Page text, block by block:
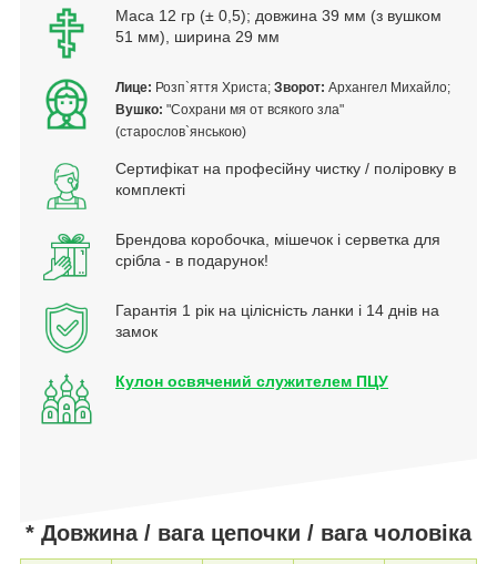
Маса 12 гр (± 0,5); довжина 39 мм (з вушком
51 мм), ширина 29 мм
Лице: Розп`яття Христа; Зворот: Архангел Михайло;
Вушко: "Сохрани мя от всякого зла"
(старослов`янською)
Сертифікат на професійну чистку / поліровку в
комплекті
Брендова коробочка, мішечок і серветка для
срібла - в подарунок!
Гарантія 1 рік на цілісність ланки і 14 днів на
замок
Кулон освячений служителем ПЦУ
* Довжина / вага цепочки / вага чоловіка